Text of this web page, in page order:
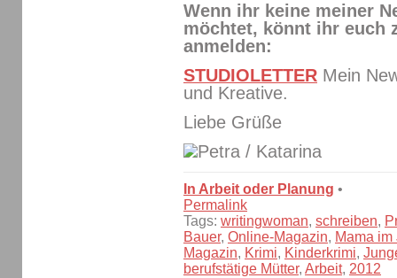
Wenn ihr keine meiner
möchtet, könnt ihr euch
anmelden:
STUDIOLETTER Mein
und Kreative.
Liebe Grüße
/ Katarina
In Arbeit oder Planung •
Permalink
Tags: writingwoman, schreiben,
Bauer, Online-Magazin, Mama im
Magazin, Krimi, Kinderkrimi,
berufstätige Mütter, Arbeit, 2012